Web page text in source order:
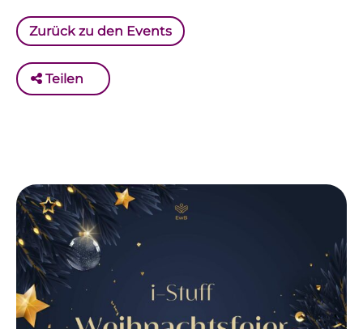
Zurück zu den Events
Teilen